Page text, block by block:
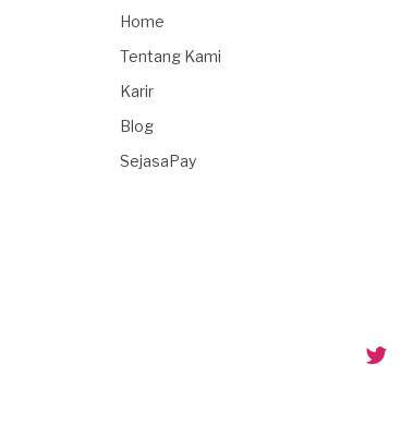
Home
Tentang Kami
Karir
Blog
SejasaPay